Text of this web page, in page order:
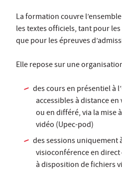
La formation couvre
les textes officiels, tant pour
que pour les épreuves
Elle repose sur une
des cours en présentiel à
accessibles à distance
ou en différé, via la mise
vidéo (Upec-pod)
des sessions uniquement
visioconférence en
à disposition de fichiers